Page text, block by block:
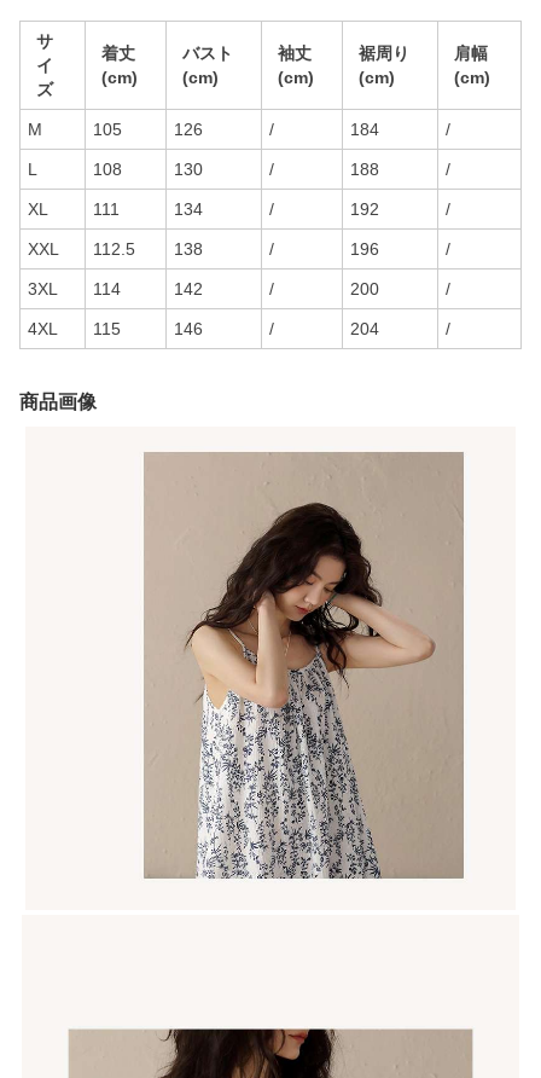
サ
イ
ズ
着丈
(cm)
バスト
(cm)
袖丈
(cm)
裾周り
(cm)
肩幅
(cm)
M 105 126 / 184 /
L 108 130 / 188 /
XL 111 134 / 192 /
XXL 112.5 138 / 196 /
3XL 114 142 / 200 /
4XL 115 146 / 204 /
商品画像